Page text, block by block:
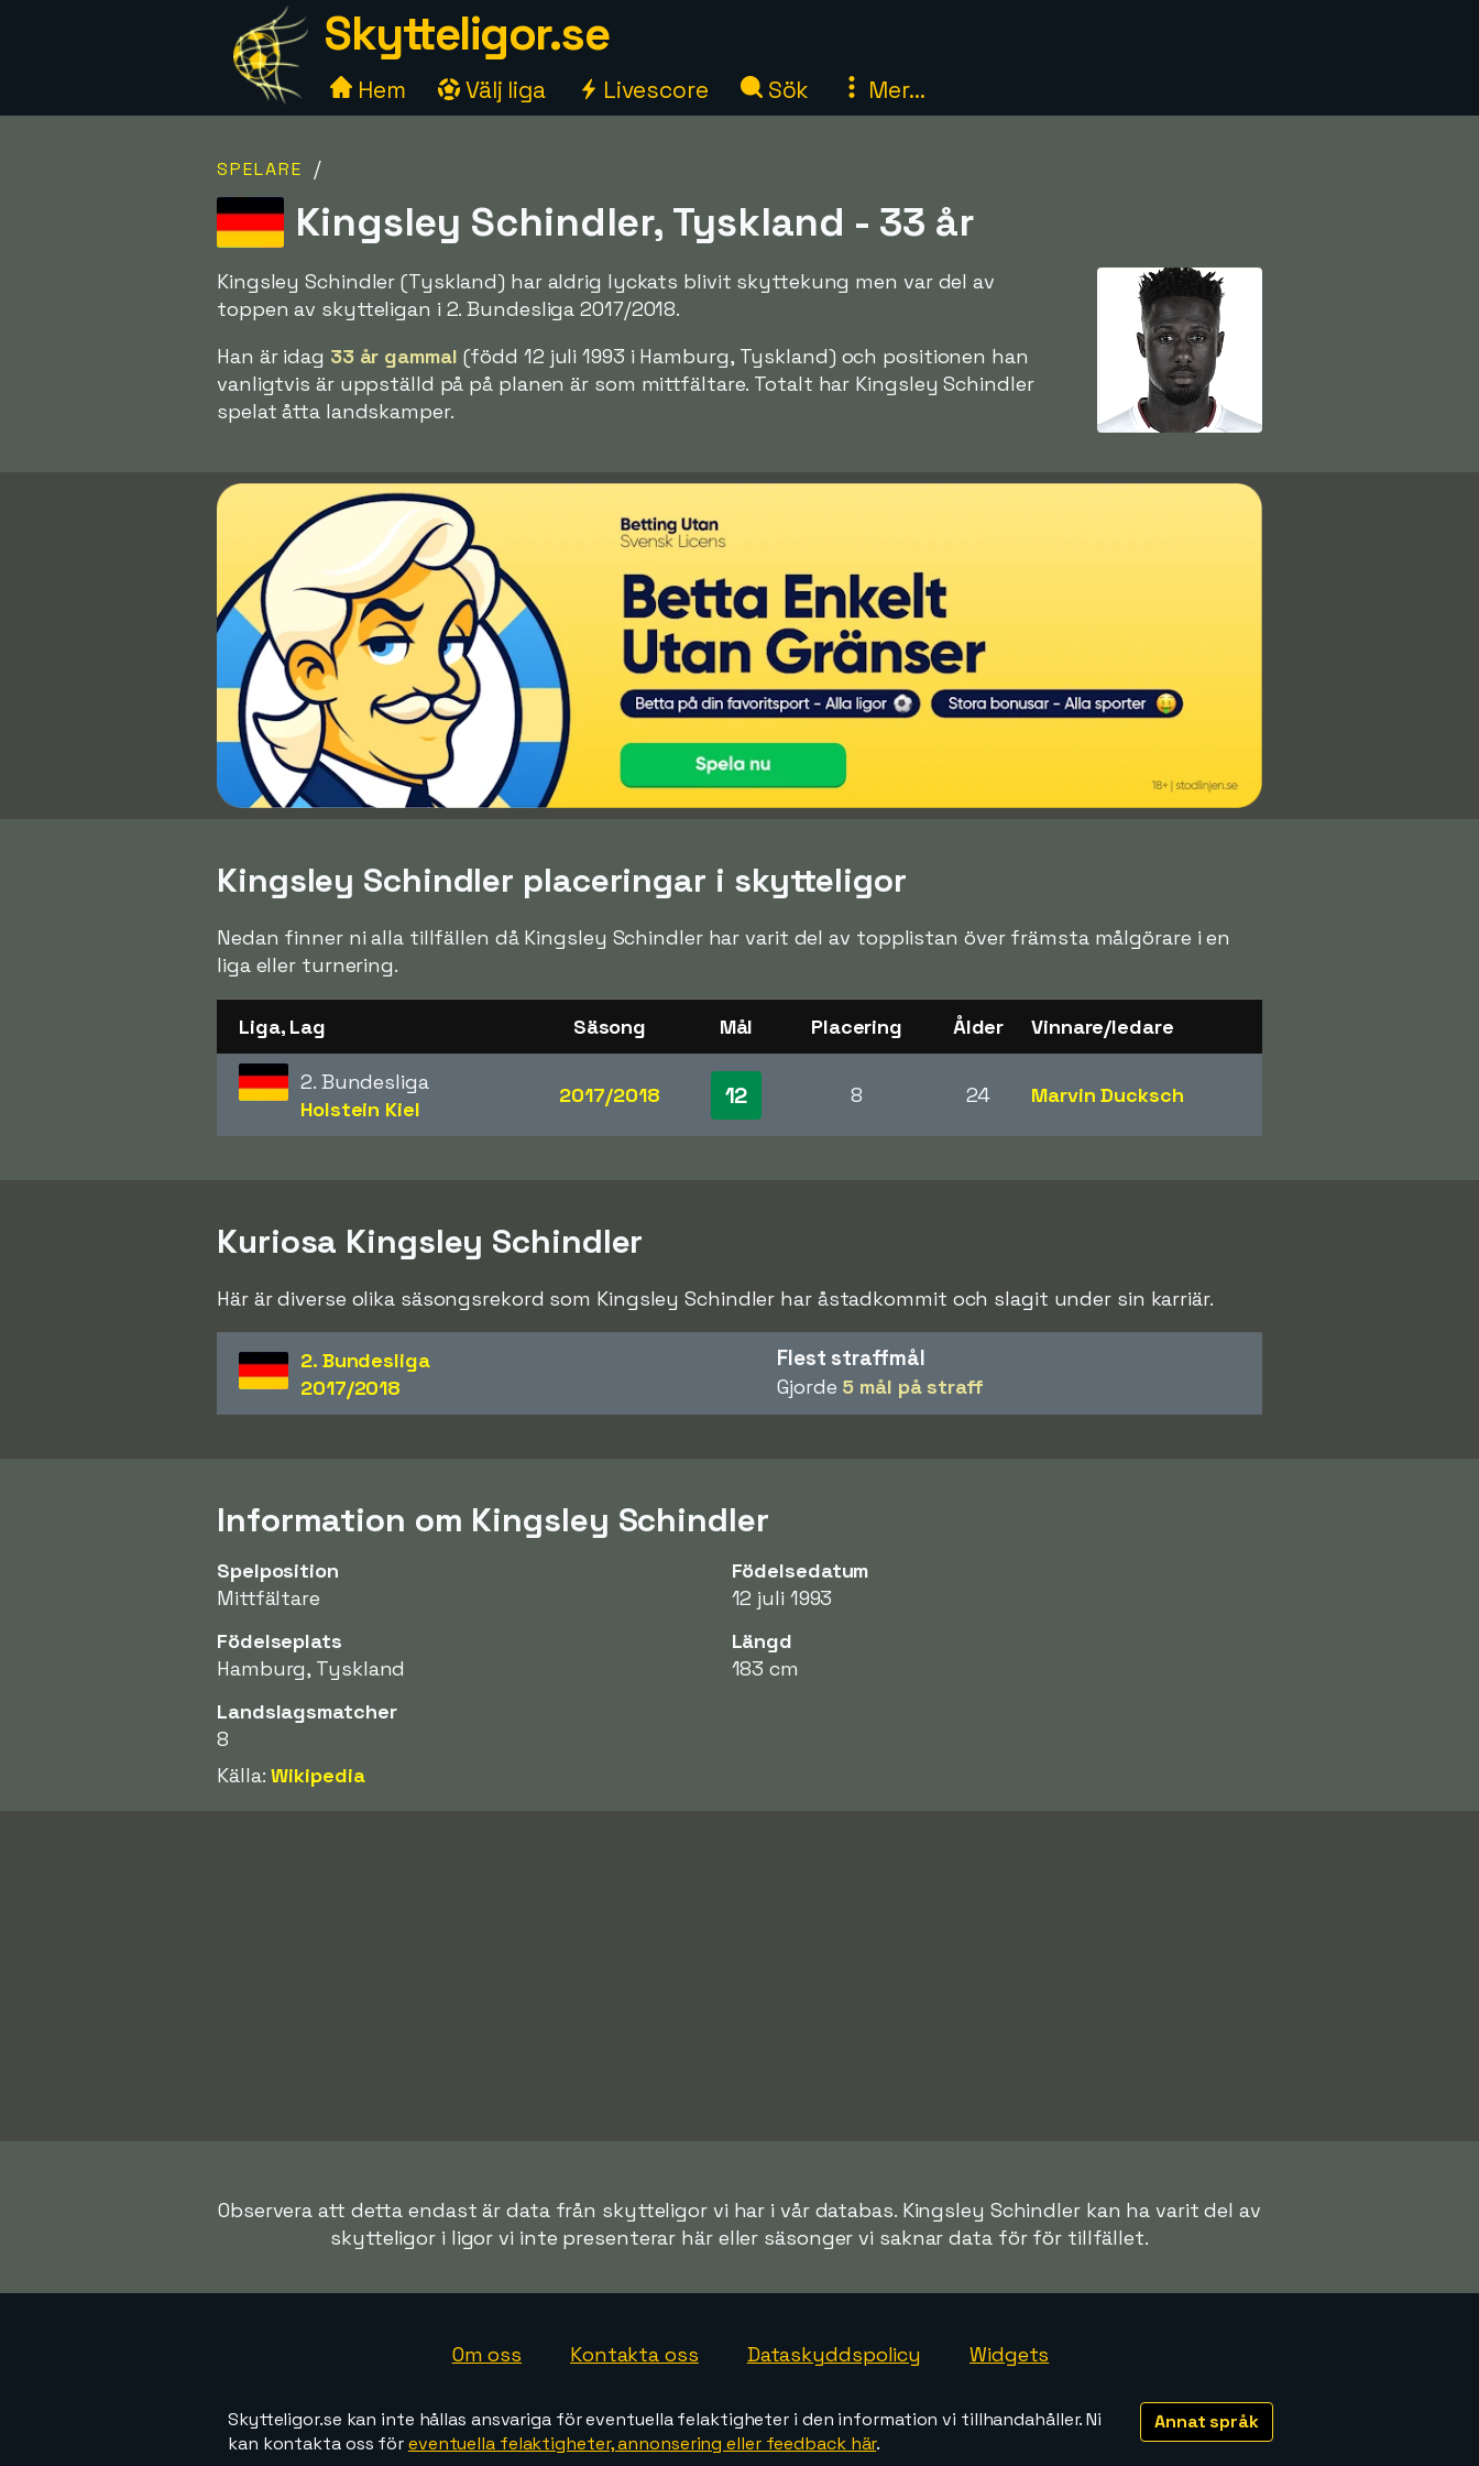
Skytteligor.se
Hem Välj liga Livescore Sök Mer...
SPELARE /
Kingsley Schindler, Tyskland - 33 år
Kingsley Schindler (Tyskland) har aldrig lyckats blivit skyttekung men var del av
toppen av skytteligan i 2. Bundesliga 2017/2018.
Han är idag 33 år gammal (född 12 juli 1993 i Hamburg, Tyskland) och positionen han
vanligtvis är uppställd på på planen är som mittfältare. Totalt har Kingsley Schindler
spelat åtta landskamper.
Kingsley Schindler placeringar i skytteligor
Nedan finner ni alla tillfällen då Kingsley Schindler har varit del av topplistan över främsta målgörare i en
liga eller turnering.
Liga, Lag Säsong Mål Placering Ålder Vinnare/ledare
2. Bundesliga
Holstein Kiel
2017/2018 12 8 24 Marvin Ducksch
Kuriosa Kingsley Schindler
Här är diverse olika säsongsrekord som Kingsley Schindler har åstadkommit och slagit under sin karriär.
2. Bundesliga
2017/2018
Flest straffmål
Gjorde 5 mål på straff
Information om Kingsley Schindler
Spelposition
Mittfältare
Födelsedatum
12 juli 1993
Födelseplats
Hamburg, Tyskland
Längd
183 cm
Landslagsmatcher
8
Källa:Wikipedia
Observera att detta endast är data från skytteligor vi har i vår databas. Kingsley Schindler kan ha varit del av
skytteligor i ligor vi inte presenterar här eller säsonger vi saknar data för för tillfället.
Om oss Kontakta oss Dataskyddspolicy Widgets
Annat språk
Skytteligor.se kan inte hållas ansvariga för eventuella felaktigheter i den information vi tillhandahåller. Ni
kan kontakta oss föreventuella felaktigheter, annonsering eller feedback här.